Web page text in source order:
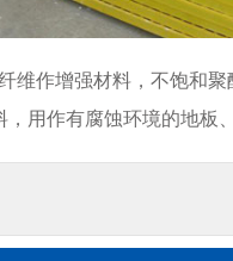
维作增强材料，不饱和
用作有腐蚀环境的地板